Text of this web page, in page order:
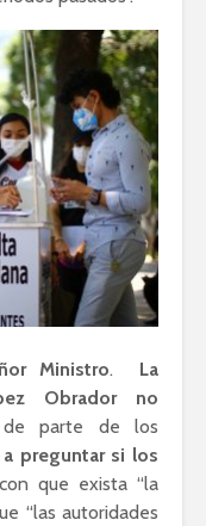
Ministro. La
Obrador no
parte de los
preguntar si los
con que exista “la
“las autoridades